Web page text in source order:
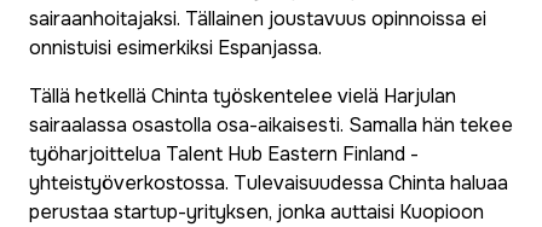
sairaanhoitajaksi. Tällainen joustavuus opinnoissa ei
onnistuisi esimerkiksi Espanjassa.
Tällä hetkellä Chinta työskentelee vielä Harjulan
sairaalassa osastolla osa-aikaisesti. Samalla hän tekee
työharjoittelua Talent Hub Eastern Finland -
yhteistyöverkostossa. Tulevaisuudessa Chinta haluaa
perustaa startup-yrityksen, jonka auttaisi Kuopioon